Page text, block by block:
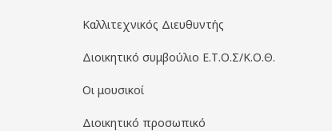
Καλλιτεχνικός Διευθυντής
Διοικητικό συμβούλιο Ε.Τ.Ο.Σ/Κ.Ο.Θ.
Οι μουσικοί
Διοικητικό προσωπικό